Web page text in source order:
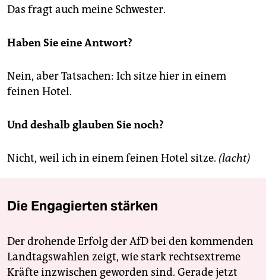
Das fragt auch meine Schwester.
Haben Sie eine Antwort?
Nein, aber Tatsachen: Ich sitze hier in einem
feinen Hotel.
Und deshalb glauben Sie noch?
Nicht, weil ich in einem feinen Hotel sitze. (lacht)
Die Engagierten stärken
Der drohende Erfolg der AfD bei den kommenden
Landtagswahlen zeigt, wie stark rechtsextreme
Kräfte inzwischen geworden sind. Gerade jetzt